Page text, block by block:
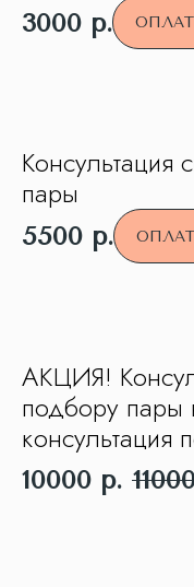
3000 р.
Консультация
пары
5500 р.
АКЦИЯ!
подбору пары
консультация
10000 р.